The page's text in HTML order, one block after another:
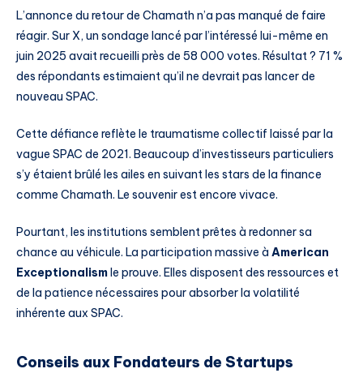
L’annonce du retour de Chamath n’a pas manqué de faire
réagir. Sur X, un sondage lancé par l’intéressé lui-même en
juin 2025 avait recueilli près de 58 000 votes. Résultat ? 71 %
des répondants estimaient qu’il ne devrait pas lancer de
nouveau SPAC.
Cette défiance reflète le traumatisme collectif laissé par la
vague SPAC de 2021. Beaucoup d’investisseurs particuliers
s’y étaient brûlé les ailes en suivant les stars de la finance
comme Chamath. Le souvenir est encore vivace.
Pourtant, les institutions semblent prêtes à redonner sa
chance au véhicule. La participation massive à American
Exceptionalismle prouve. Elles disposent des ressources et
de la patience nécessaires pour absorber la volatilité
inhérente aux SPAC.
Conseils aux Fondateurs de Startups